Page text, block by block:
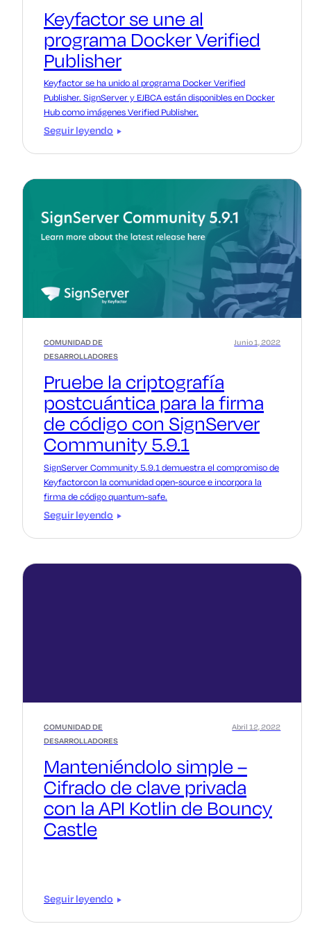
Keyfactor se une al
programa Docker Verified
Publisher
Keyfactor se ha unido al programa Docker Verified
Publisher. SignServer y EJBCA están disponibles en Docker
Hub como imágenes Verified Publisher.
Seguir leyendo
COMUNIDAD DE
DESARROLLADORES
Pruebe la criptografía
postcuántica para la firma
de código con SignServer
Community 5.9.1
Junio 1, 2022
SignServer Community 5.9.1 demuestra el compromiso de
Keyfactorcon la comunidad open-source e incorpora la
firma de código quantum-safe.
Seguir leyendo
COMUNIDAD DE
DESARROLLADORES
Manteniéndolo simple –
Cifrado de clave privada
con la API Kotlin de Bouncy
Castle
Abril 12, 2022
Seguir leyendo